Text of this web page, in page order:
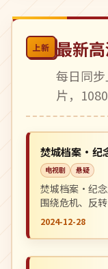
上新 最新
每日同
片，
日本
完结
焚城档案·纪
电视剧 悬疑
焚城档案·纪念
围绕危机、反
得推荐观看。
2024-12-28